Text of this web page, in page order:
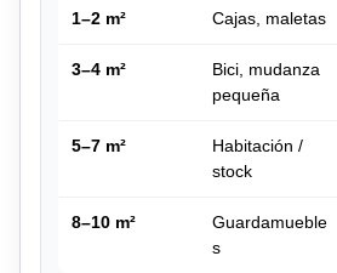
1–2 m² Cajas, maletas
3–4 m²
Bici, mudanza
pequeña
5–7 m²
Habitación /
stock
8–10 m²
Guardamueble
s